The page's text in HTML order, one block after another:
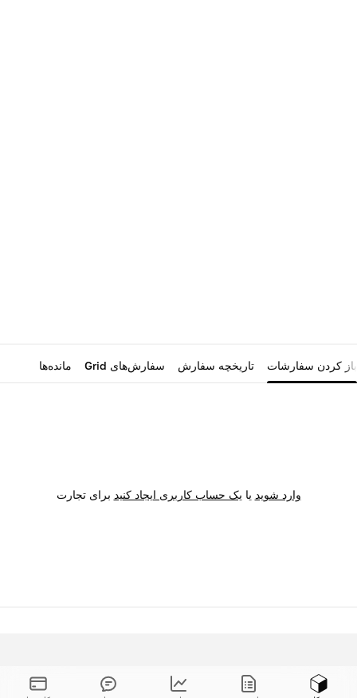
باز کردن سفارشات تاریخچه سفارش سفارش‌های Grid مانده‌ها
وارد شوید یا یک حساب کاربری ایجاد کنید برای تجارت